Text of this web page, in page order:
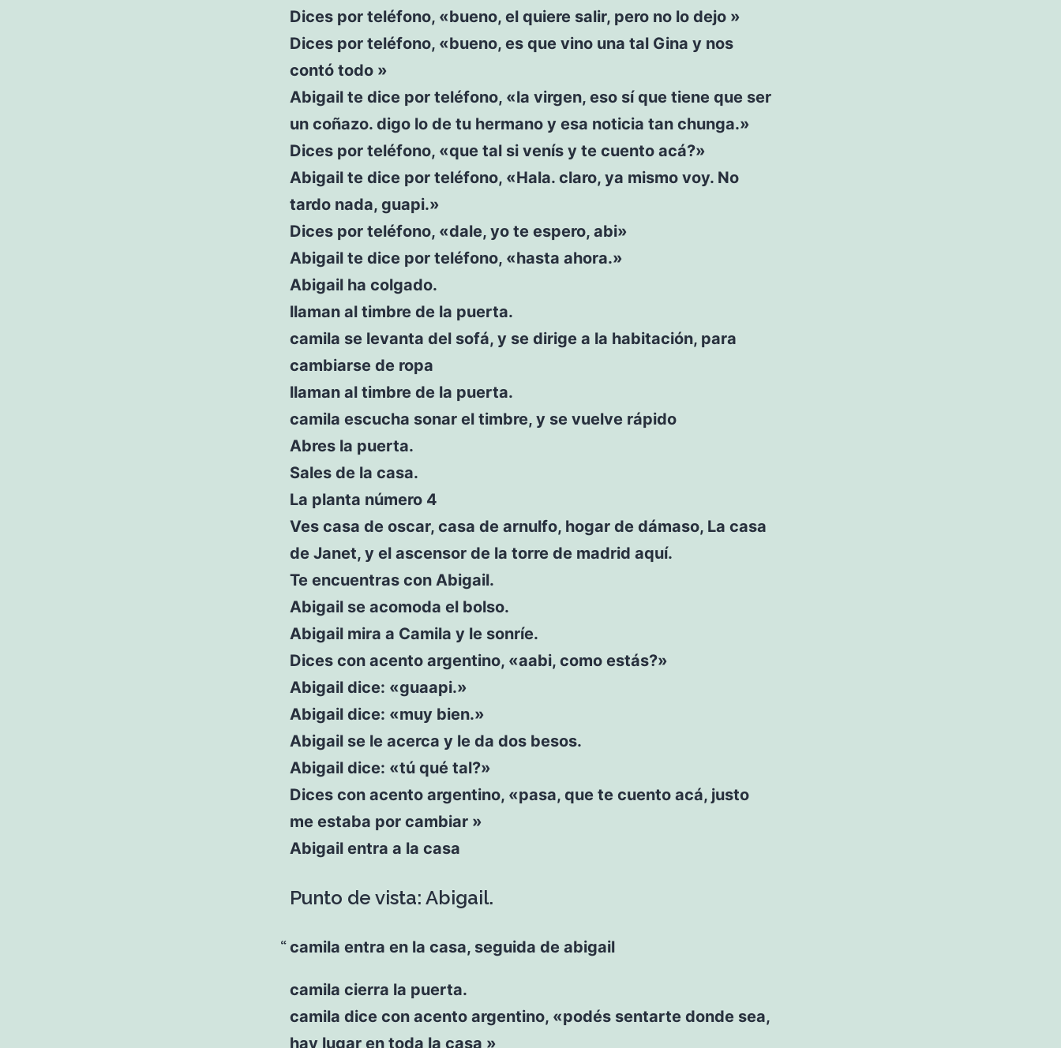
Dices por teléfono, «bueno, el quiere salir, pero no lo dejo »
Dices por teléfono, «bueno, es que vino una tal Gina y nos
contó todo »
Abigail te dice por teléfono, «la virgen, eso sí que tiene que ser
un coñazo. digo lo de tu hermano y esa noticia tan chunga.»
Dices por teléfono, «que tal si venís y te cuento acá?»
Abigail te dice por teléfono, «Hala. claro, ya mismo voy. No
tardo nada, guapi.»
Dices por teléfono, «dale, yo te espero, abi»
Abigail te dice por teléfono, «hasta ahora.»
Abigail ha colgado.
llaman al timbre de la puerta.
camila se levanta del sofá, y se dirige a la habitación, para
cambiarse de ropa
llaman al timbre de la puerta.
camila escucha sonar el timbre, y se vuelve rápido
Abres la puerta.
Sales de la casa.
La planta número 4
Ves casa de oscar, casa de arnulfo, hogar de dámaso, La casa
de Janet, y el ascensor de la torre de madrid aquí.
Te encuentras con Abigail.
Abigail se acomoda el bolso.
Abigail mira a Camila y le sonríe.
Dices con acento argentino, «aabi, como estás?»
Abigail dice: «guaapi.»
Abigail dice: «muy bien.»
Abigail se le acerca y le da dos besos.
Abigail dice: «tú qué tal?»
Dices con acento argentino, «pasa, que te cuento acá, justo
me estaba por cambiar »
Abigail entra a la casa
Punto de vista: Abigail.
camila entra en la casa, seguida de abigail
camila cierra la puerta.
camila dice con acento argentino, «podés sentarte donde sea,
hay lugar en toda la casa »